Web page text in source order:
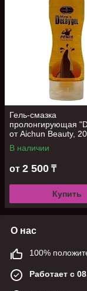
Гель-смазка
пролонгирующая
от Aichun Beauty,
В наличии
от 2 500 ₸
Купить
О нас
100%
Работает с